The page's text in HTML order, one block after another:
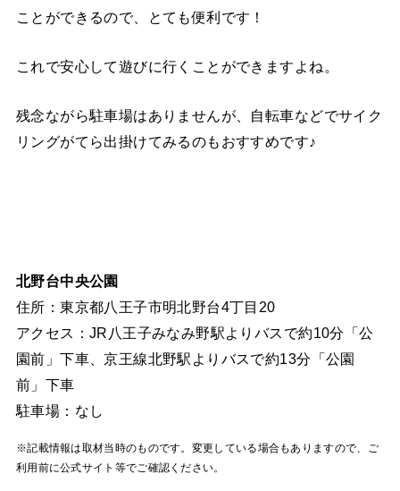
ことができるので、とても便利です！
これで安心して遊びに行くことができますよね。
残念ながら駐車場はありませんが、自転車などでサイク
リングがてら出掛けてみるのもおすすめです♪
北野台中央公園
住所：東京都八王子市明北野台4丁目20
アクセス：JR八王子みなみ野駅よりバスで約10分「公
園前」下車、京王線北野駅よりバスで約13分「公園
前」下車
駐車場：なし
※記載情報は取材当時のものです。変更している場合もありますので、ご
利用前に公式サイト等でご確認ください。